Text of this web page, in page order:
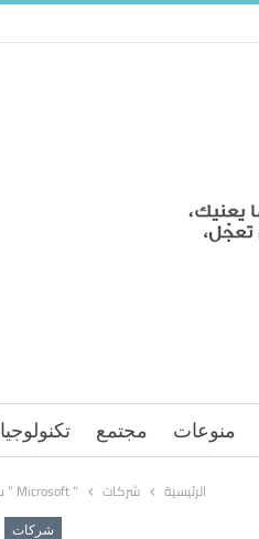
منوعات مجتمع تكنولوجيا
الرئيسية شركات ” Microsoft ” ستنفذ عمليات تسريح جديدة
شركات